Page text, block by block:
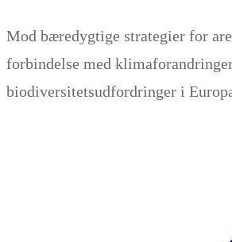
Inhalt
springen
Mod bæredygtige strategier for
forbindelse med
biodiversitetsudfordringer i